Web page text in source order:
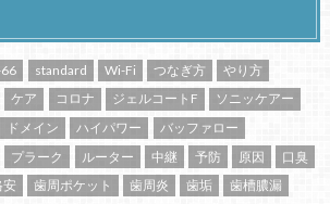
66 standard Wi-Fi つなぎ方
やり方
ケア コロナ ジェルコートF
ソニッケアー
ドメイン ハイパワー
バッファロー
プラーク ルーター 中継 予防 原因
口臭
安 歯周ポケット 歯周炎 歯垢
歯槽膿漏